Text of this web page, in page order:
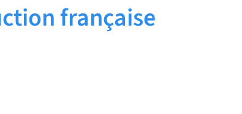
française